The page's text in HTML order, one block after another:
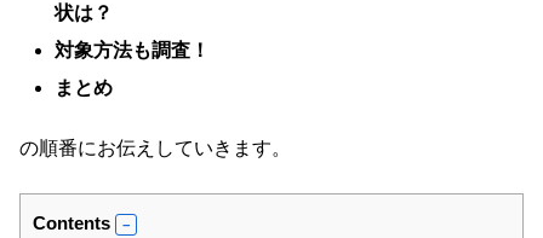
状は？
対象方法も調査！
まとめ
の順番にお伝えしていきます。
Contents